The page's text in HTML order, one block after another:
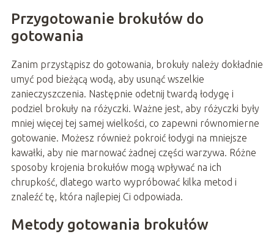
Przygotowanie brokułów do
gotowania
Zanim przystąpisz do gotowania, brokuły należy dokładnie
umyć pod bieżącą wodą, aby usunąć wszelkie
zanieczyszczenia. Następnie odetnij twardą łodygę i
podziel brokuły na różyczki. Ważne jest, aby różyczki były
mniej więcej tej samej wielkości, co zapewni równomierne
gotowanie. Możesz również pokroić łodygi na mniejsze
kawałki, aby nie marnować żadnej części warzywa. Różne
sposoby krojenia brokułów mogą wpływać na ich
chrupkość, dlatego warto wypróbować kilka metod i
znaleźć tę, która najlepiej Ci odpowiada.
Metody gotowania brokułów